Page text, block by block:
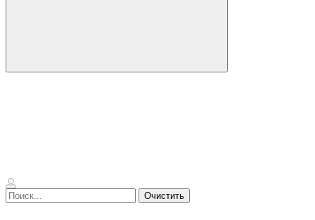
Очистить